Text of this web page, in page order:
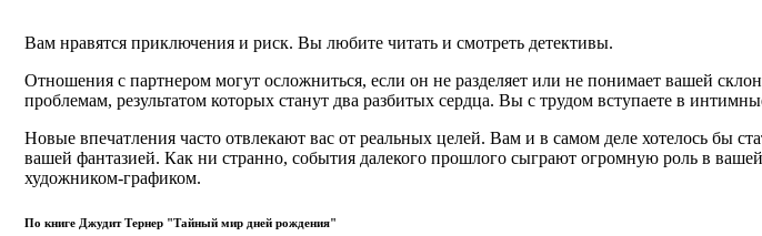
Вам нравятся приключения и риск. Вы любите читать и смотреть детективы.
Отношения с партнером могут осложниться, если он не разделяет или не понимает вашей
проблемам, результатом которых станут два разбитых сердца. Вы с трудом вступаете в
Новые впечатления часто отвлекают вас от реальных целей. Вам и в самом деле хотелось бы
вашей фантазией. Как ни странно, события далекого прошлого сыграют огромную роль в
художником-графиком.
По книге Джудит Тернер "Тайный мир дней рождения"